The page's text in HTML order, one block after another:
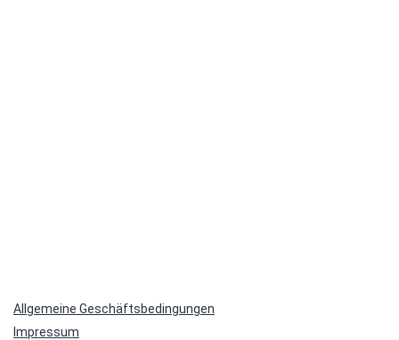
Allgemeine Geschäftsbedingungen
Impressum